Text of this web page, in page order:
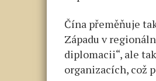
Čína přeměňuje
Západu v
diplomacii“, ale
organizacích, což